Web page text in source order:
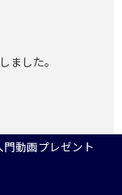
動画プレゼント
ました。
すので、